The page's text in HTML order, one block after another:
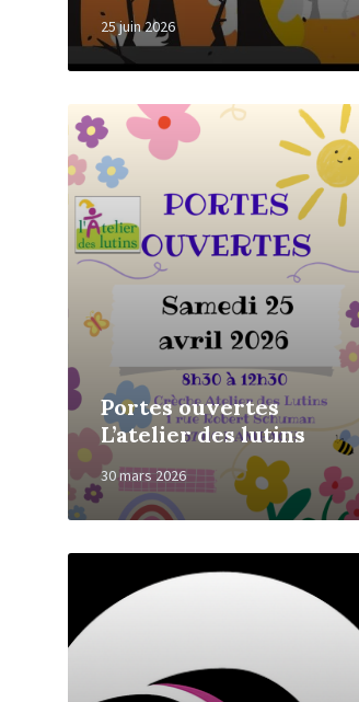
25 juin 2026
Portes ouvertes
L’atelier des lutins
30 mars 2026
Read
More
Read